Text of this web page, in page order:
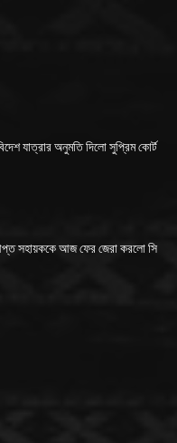
যাত্রার অনুমতি দিলো সুপ্রিম কোর্ট
সহায়ককে আজ ফের জেরা করলো সি